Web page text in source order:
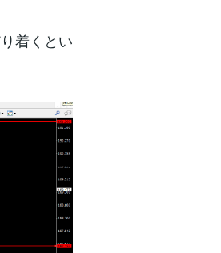
着くとい